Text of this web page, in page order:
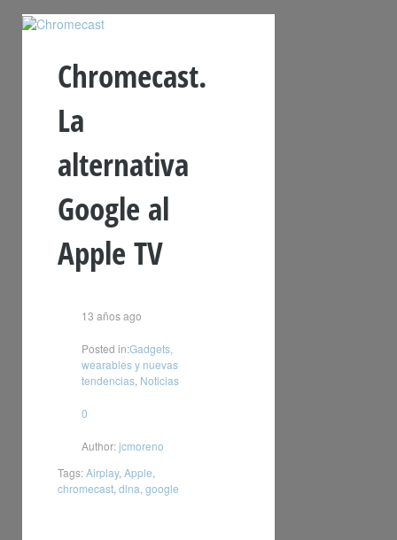
Chromecast.
La
alternativa
Google al
Apple TV
13 años ago
Posted in:Gadgets,
wearables y nuevas
tendencias Noticias
0
Author:jcmoreno
Tags:Airplay, Apple
chromecast dlna google